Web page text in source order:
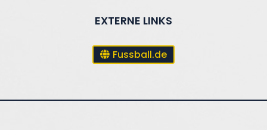
EXTERNE LINKS
Fussball.de